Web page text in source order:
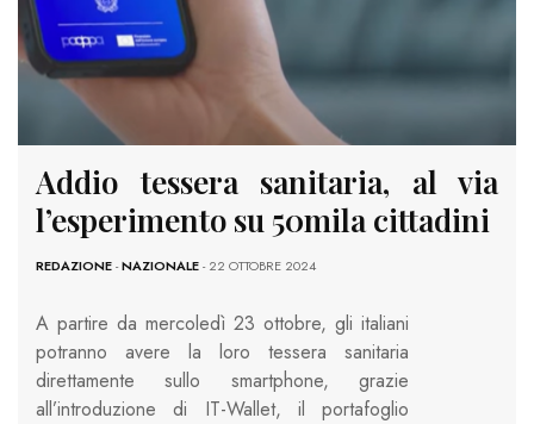
Addio tessera sanitaria, al via
l’esperimento su 50mila cittadini
REDAZIONE-NAZIONALE- 22 OTTOBRE 2024
A partire da mercoledì 23 ottobre, gli italiani
potranno avere la loro tessera sanitaria
direttamente sullo smartphone, grazie
all’introduzione di IT-Wallet, il portafoglio